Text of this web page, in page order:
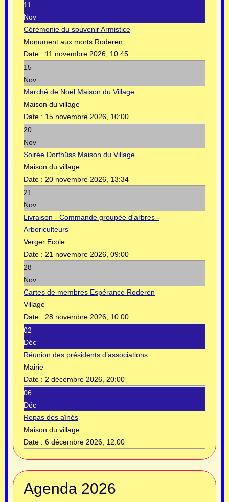
11
Nov
Cérémonie du souvenir Armistice
Monument aux morts Roderen
Date : 11 novembre 2026, 10:45
15
Nov
Marché de Noël Maison du Village
Maison du village
Date : 15 novembre 2026, 10:00
20
Nov
Soirée Dorfhüss Maison du Village
Maison du village
Date : 20 novembre 2026, 13:34
21
Nov
Livraison - Commande groupée d'arbres -
Arboriculteurs
Verger Ecole
Date : 21 novembre 2026, 09:00
28
Nov
Cartes de membres Espérance Roderen
Village
Date : 28 novembre 2026, 10:00
02
Déc
Réunion des présidents d’associations
Mairie
Date : 2 décembre 2026, 20:00
06
Déc
Repas des aînés
Maison du village
Date : 6 décembre 2026, 12:00
Agenda 2026
Année
précédente
précédent
suivante
suivant